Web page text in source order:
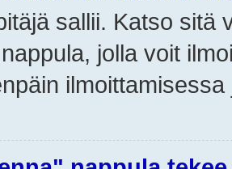
sallii. Katso sitä
jolla voit